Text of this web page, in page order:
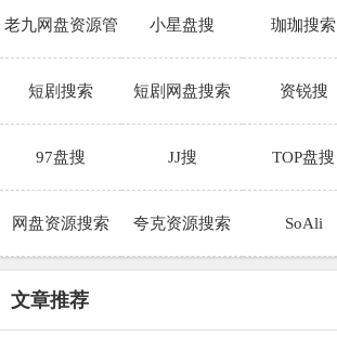
老九网盘资源管
理系统
小星盘搜 珈珈搜索
短剧搜索 短剧网盘搜索 资锐搜
97盘搜 JJ搜 TOP盘搜
网盘资源搜索 夸克资源搜索 SoAli
文章推荐